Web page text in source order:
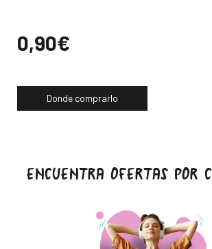
Precio
0,90€
Donde comprarlo
ENCUENTRA OFERTAS POR